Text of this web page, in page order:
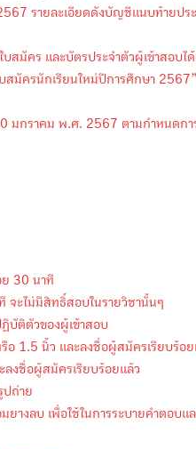
รายละเอียดดังบัญชีแนบท้ายปร
สมัคร และบัตรประจำตัวผู้เข้าสอ
สมัครนักเรียนใหม่ปีการศึกษา
มกราคม พ.ศ. 2567 ตามกำหนดกา
30 นาที
จะไม่มีสิทธิ์สอบในรายวิชานั้นๆ
บัติตัวของผู้เข้าสอบ
อ 1.5 นิ้ว และลงชื่อผู้สมัครเรียบร้อย
งชื่อผู้สมัครเรียบร้อยแล้ว
ปถ่าย
งลบ เพื่อใช้ในการระบายคำตอบแล